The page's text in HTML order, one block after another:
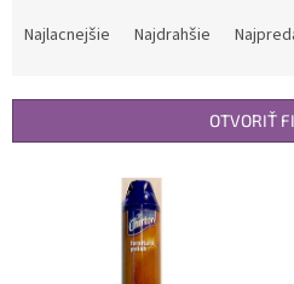
i
Najlacnejšie Najdrahšie
OTVORIŤ